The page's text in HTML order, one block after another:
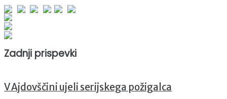
Zadnji prispevki
V Ajdovščini ujeli serijskega požigalca